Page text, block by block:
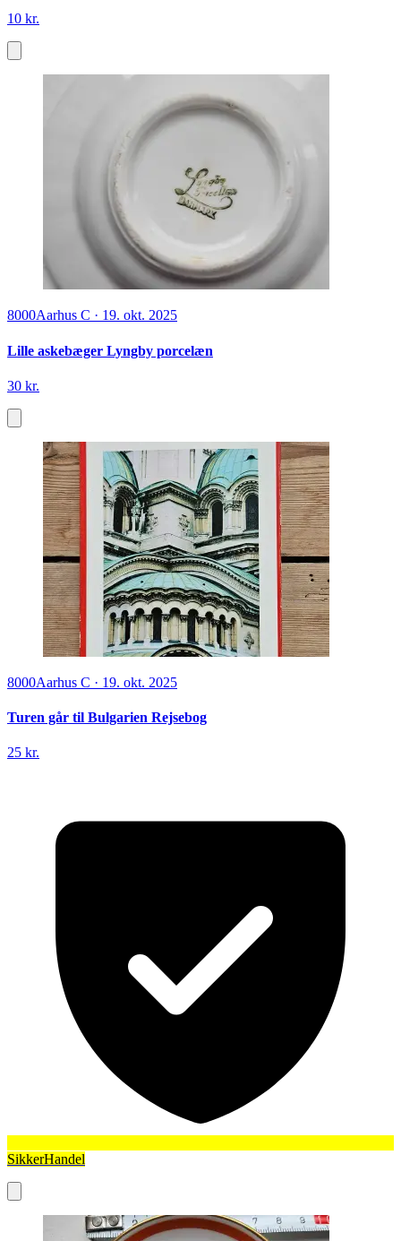
10 kr.
8000Aarhus C · 19. okt. 2025
Lille askebæger Lyngby porcelæn
30 kr.
8000Aarhus C · 19. okt. 2025
Turen går til Bulgarien Rejsebog
25 kr.
SikkerHandel